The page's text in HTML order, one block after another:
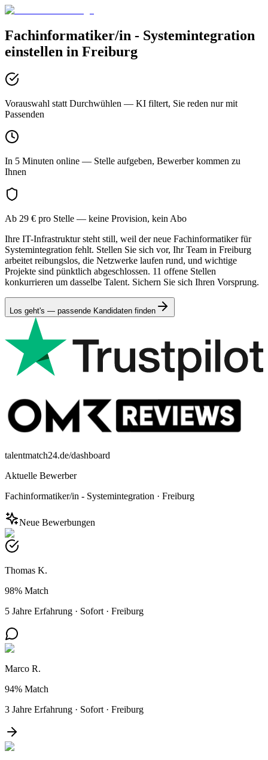
Fachinformatiker/in - Systemintegration
einstellen in Freiburg
Vorauswahl statt Durchwühlen — KI filtert, Sie reden nur mit
Passenden
In 5 Minuten online — Stelle aufgeben, Bewerber kommen zu
Ihnen
Ab 29 € pro Stelle — keine Provision, kein Abo
Ihre IT-Infrastruktur steht still, weil der neue Fachinformatiker für
Systemintegration fehlt. Stellen Sie sich vor, Ihr Team in Freiburg
arbeitet reibungslos, die Netzwerke laufen rund, und wichtige
Projekte sind pünktlich abgeschlossen. 11 offene Stellen
konkurrieren um dasselbe Talent. Sichern Sie sich Ihren Vorsprung.
Los geht's — passende Kandidaten finden
talentmatch24.de/dashboard
Aktuelle Bewerber
Fachinformatiker/in - Systemintegration · Freiburg
Neue Bewerbungen
Thomas K.
98% Match
5 Jahre Erfahrung · Sofort · Freiburg
Marco R.
94% Match
3 Jahre Erfahrung · Sofort · Freiburg